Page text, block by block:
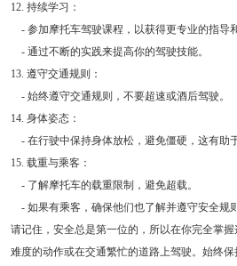
12. 持续学习：
- 参加摩托车驾驶课程，以获得更专业的指导和
- 通过不断的实践来提高你的驾驶技能。
13. 遵守交通规则：
- 始终遵守交通规则，不要超速或酒后驾驶。
14. 身体姿态：
- 在行驶中保持身体放松，避免僵硬，这有助
15. 载重与乘客：
- 了解摩托车的载重限制，避免超载。
- 如果有乘客，确保他们也了解并遵守安全规则
请记住，安全总是第一位的，所以在你完全掌
难度的动作或在交通繁忙的道路上驾驶。始终